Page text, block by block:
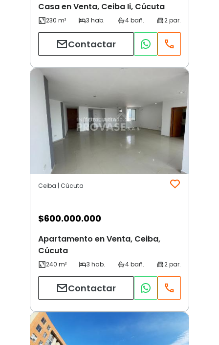
Casa en Venta, Ceiba Ii, Cúcuta
Contactar
Ceiba | Cúcuta
$600.000.000
Apartamento en Venta, Ceiba,
Cúcuta
Contactar